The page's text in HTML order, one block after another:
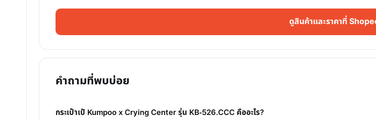
ดูสินค้าและราคาที่
คำถามที่พบบ่อย
กระเป๋าเป้ Kumpoo x Crying Center รุ่น KB-526.CCC คืออะไร?